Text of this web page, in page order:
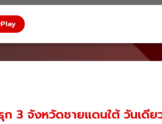
Play
3 จังหวัดชายแดนใต้ วันเดี